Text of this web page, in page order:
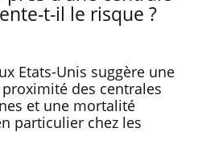
t-il le risque ?
Etats-Unis suggère une
des centrales
et une mortalité
particulier chez les